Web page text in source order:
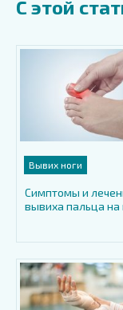
С этой
Вывих ноги
Симптомы и
вывиха пальца на